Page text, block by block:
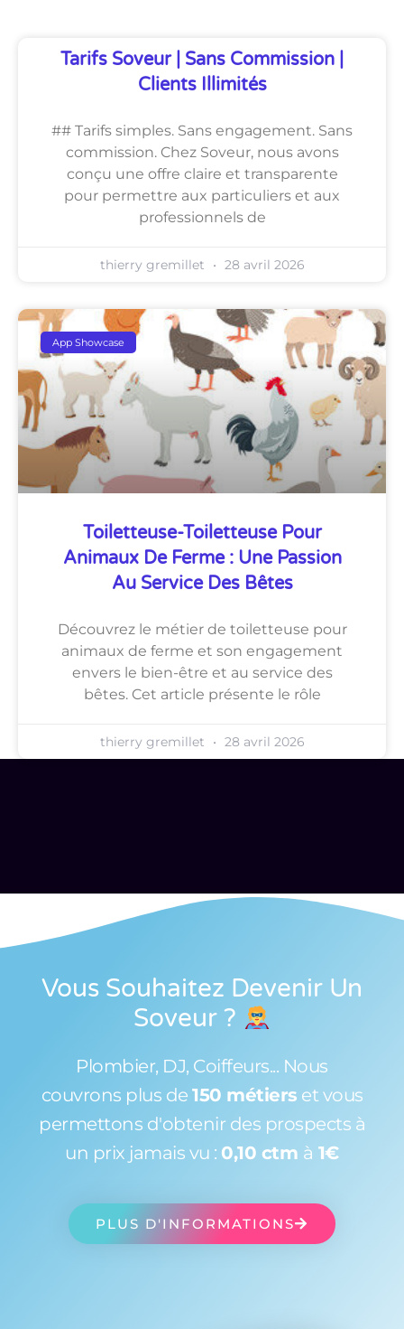
Tarifs Soveur | Sans Commission |
Clients Illimités
## Tarifs simples. Sans engagement. Sans
commission. Chez Soveur, nous avons
conçu une offre claire et transparente
pour permettre aux particuliers et aux
professionnels de
thierry gremillet 28 avril 2026
App Showcase
Toiletteuse-Toiletteuse Pour
Animaux De Ferme : Une Passion
Au Service Des Bêtes
Découvrez le métier de toiletteuse pour
animaux de ferme et son engagement
envers le bien-être et au service des
bêtes. Cet article présente le rôle
thierry gremillet 28 avril 2026
Vous Souhaitez Devenir Un
Soveur ?
Plombier, DJ, Coiffeurs... Nous
couvrons plus de 150 métiers et vous
permettons d'obtenir des prospects à
un prix jamais vu : 0,10 ctm à 1€
PLUS D'INFORMATIONS